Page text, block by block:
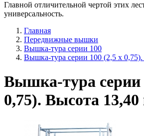
Главной отличительной чертой этих
универсальность.
Главная
Передвижные вышки
Вышка-тура серии 100
Вышка-тура серии 100 (2,5 х
Вышка-тура серии
0,75). Высота